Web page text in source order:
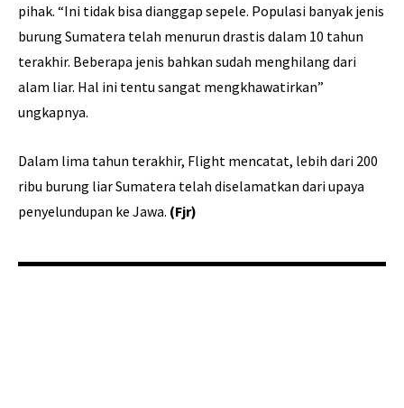
pihak. “Ini tidak bisa dianggap sepele. Populasi banyak jenis
burung Sumatera telah menurun drastis dalam 10 tahun
terakhir. Beberapa jenis bahkan sudah menghilang dari
alam liar. Hal ini tentu sangat mengkhawatirkan”
ungkapnya.
Dalam lima tahun terakhir, Flight mencatat, lebih dari 200
ribu burung liar Sumatera telah diselamatkan dari upaya
penyelundupan ke Jawa. (Fjr)